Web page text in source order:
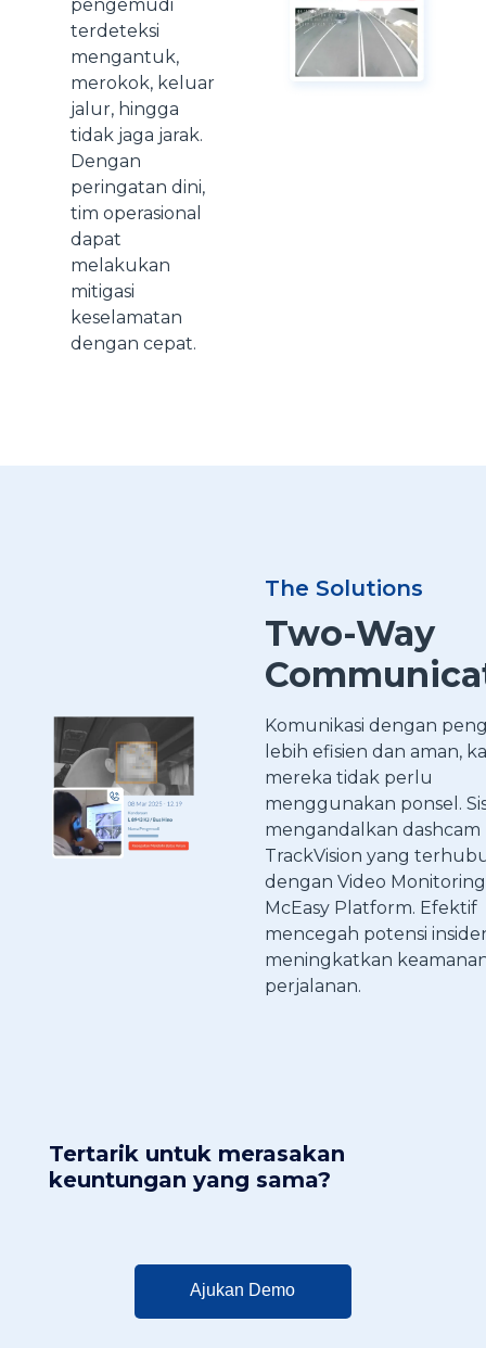
pengemudi
terdeteksi
mengantuk,
merokok, keluar
jalur, hingga
tidak jaga jarak.
Dengan
peringatan dini,
tim operasional
dapat
melakukan
mitigasi
keselamatan
dengan cepat.
The Solutions
Two-Way
Komunikasi dengan
lebih efisien dan aman,
mereka tidak perlu
menggunakan ponsel.
mengandalkan dashcam
TrackVision yang
dengan Video
McEasy Platform. Efektif
mencegah potensi
meningkatkan
perjalanan.
Tertarik untuk merasakan
keuntungan yang sama?
Ajukan Demo